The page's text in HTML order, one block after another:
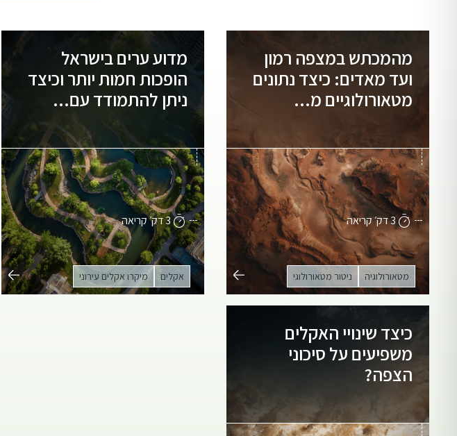
מטאורולוגיה ניטור מטאורולוגי
מהמכתש במצפה רמון
ועד מאדים: כיצד נתונים
מטאורולוגיים מ...
3 דק׳ קריאה
אקלים מיקרו אקלים עירוני
מדוע ערים בישראל
הופכות חמות יותר וכיצד
ניתן להתמודד עם...
3 דק׳ קריאה
כיצד שינויי האקלים
משפיעים על סיכוני
הצפה?